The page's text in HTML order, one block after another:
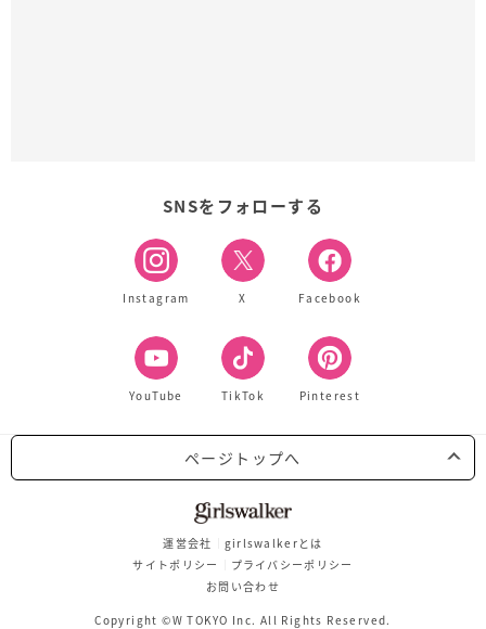
SNSをフォローする
Instagram X Facebook
YouTube TikTok Pinterest
ページトップへ
運営会社
girlswalkerとは
サイトポリシー
プライバシーポリシー
お問い合わせ
Copyright ©W TOKYO Inc. All Rights Reserved.